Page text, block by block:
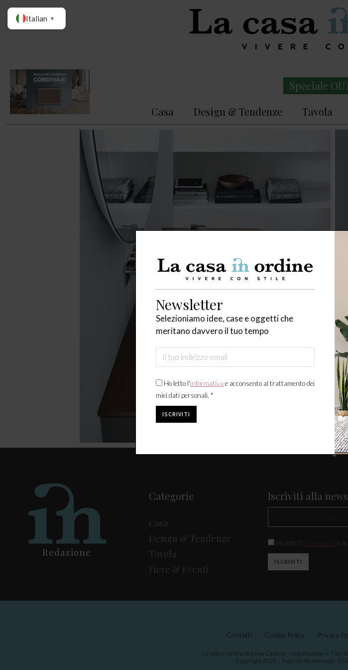
Speciale
Casa
Design & Tendenze Tavola
Redazione
Categorie
Casa
Design & Tendenze
Tavola
Fiere & Eventi
Iscriviti alla
Ho letto l'informativa e
Contatti Cookie Policy Privacy
La casa in ordine di Anna Caldera – registrazione n. 7 del
Copyright 2025 – Tutti i diritti riservati –
Italian ▼
Newsletter
Selezioniamo idee, case e oggetti che
meritano davvero il tuo tempo
Ho letto l'informativa e acconsento al trattamento dei
miei dati personali. *